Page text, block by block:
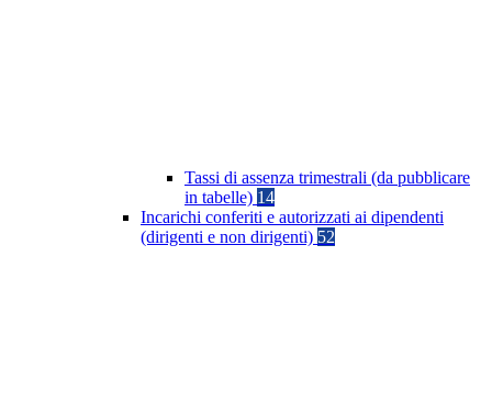
Tassi di assenza trimestrali (da pubblicare
in tabelle) 14
Incarichi conferiti e autorizzati ai dipendenti
(dirigenti e non dirigenti) 52